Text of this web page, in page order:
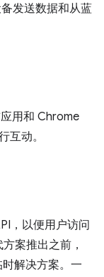
发送数据和从蓝
用和 Chrome
互动。
，以便用户访问
案推出之前，
解决方案。一